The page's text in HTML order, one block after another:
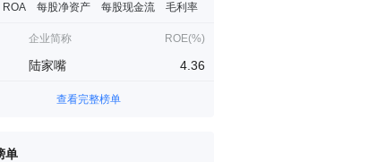
ROA 每股净资产 每股现金流 毛利率
企业简称 ROE(%)
陆家嘴 4.36
查看完整榜单
单